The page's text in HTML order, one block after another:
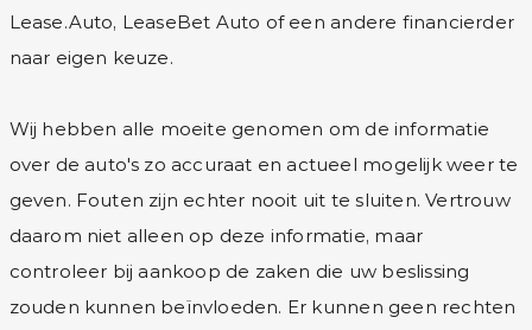
Lease.Auto, LeaseBet Auto of een andere financierder
naar eigen keuze.
Wij hebben alle moeite genomen om de informatie
over de auto's zo accuraat en actueel mogelijk weer te
geven. Fouten zijn echter nooit uit te sluiten. Vertrouw
daarom niet alleen op deze informatie, maar
controleer bij aankoop de zaken die uw beslissing
zouden kunnen beïnvloeden. Er kunnen geen rechten